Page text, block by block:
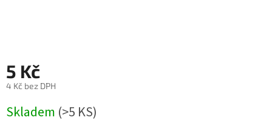
5 Kč
4 Kč bez DPH
cena:
Skladem (>5 KS)